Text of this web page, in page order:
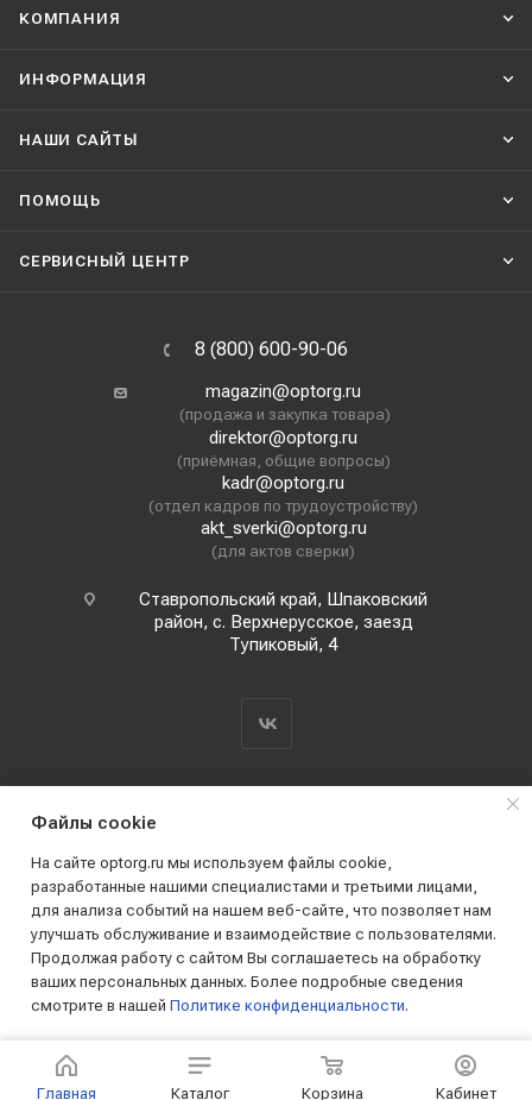
КОМПАНИЯ
ИНФОРМАЦИЯ
НАШИ CАЙТЫ
ПОМОЩЬ
СЕРВИСНЫЙ ЦЕНТР
8 (800) 600-90-06
magazin@optorg.ru
(продажа и закупка товара)
direktor@optorg.ru
(приёмная, общие вопросы)
kadr@optorg.ru
(отдел кадров по трудоустройству)
akt_sverki@optorg.ru
(для актов сверки)
Ставропольский край, Шпаковский
район, с. Верхнерусское, заезд
Тупиковый, 4
2019 - 2026 © АО КПК "Ставропольстройопторг"
Все права защищены
Файлы cookie
На сайте optorg.ru мы используем файлы cookie,
разработанные нашими специалистами и третьими лицами,
для анализа событий на нашем веб-сайте, что позволяет нам
улучшать обслуживание и взаимодействие с пользователями.
Продолжая работу с сайтом Вы соглашаетесь на обработку
ваших персональных данных. Более подробные сведения
смотрите в нашей Политике конфиденциальности.
ПРИНИМАЮ
Главная Каталог Корзина Кабинет